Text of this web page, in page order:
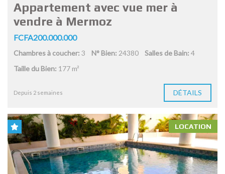
Appartement avec vue mer à
vendre à Mermoz
FCFA200.000.000
Chambres à coucher: 3 N° Bien: 24380 Salles de Bain: 4
Taille du Bien: 177 m²
Depuis 2 semaines DÉTAILS
LOCATION